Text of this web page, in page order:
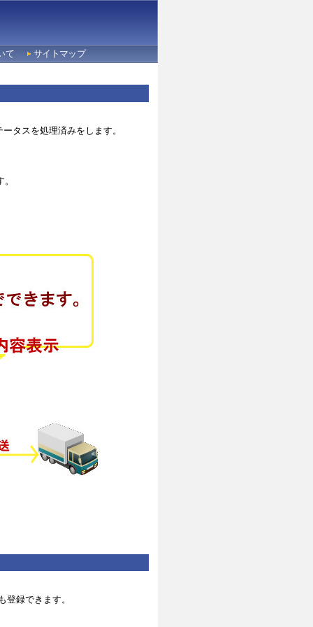
て サイトマップ
タスを処理済みをします。
録できます。